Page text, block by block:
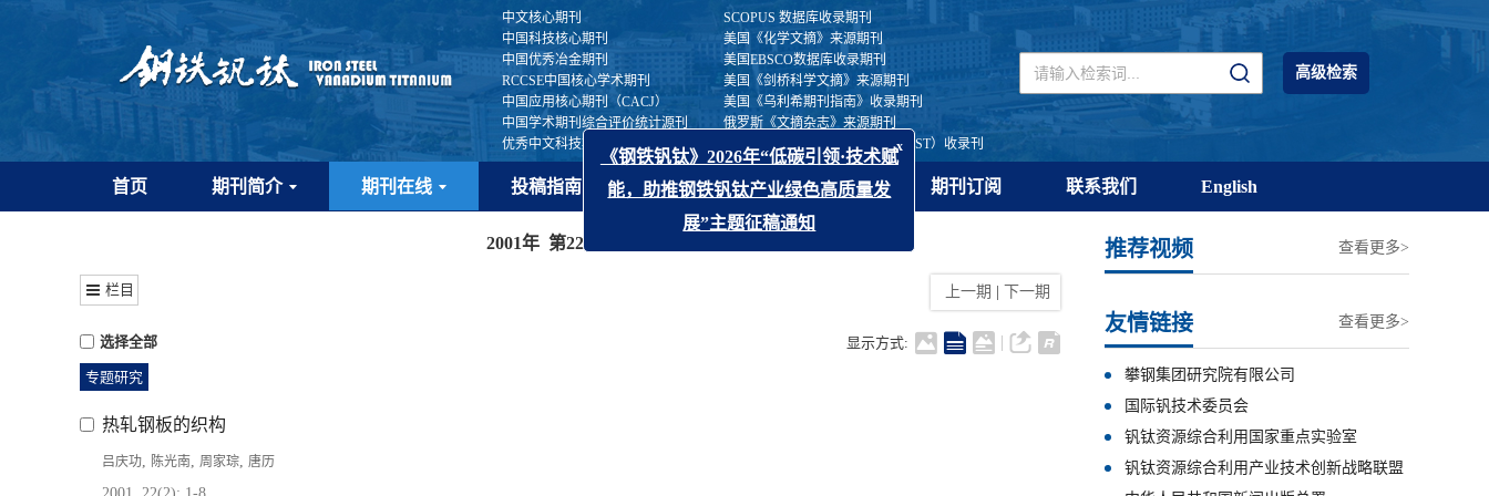
中文核心期刊
SCOPUS 数据库收录期刊
中国科技核心期刊
美国《化学文摘》来源期刊
中国优秀冶金期刊
美国EBSCO数据库收录期刊
RCCSE中国核心学术期刊
美国《剑桥科学文摘》来源期刊
中国应用核心期刊（CACJ）
美国《乌利希期刊指南》收录期刊
中国学术期刊综合评价统计源刊
俄罗斯《文摘杂志》来源期刊
优秀中文科技期刊（西牛计划）
日本《科学技术文献数据库》（JST）收录刊
高级检索
首页 期刊简介 期刊在线 投稿指南 出版伦理 开放获取 期刊订阅 联系我们 English
2001年 第22卷 第2期
栏目 上一期 下一期
选择全部 显示方式:
专题研究
热轧钢板的织构
吕庆功, 陈光南, 周家琮, 唐历
推荐视频 查看更多>
友情链接 查看更多>
攀钢集团研究院有限公司
国际钒技术委员会
钒钛资源综合利用国家重点实验室
钒钛资源综合利用产业技术创新战略联盟
x
《钢铁钒钛》2026年“低碳引领·技术赋
能，助推钢铁钒钛产业绿色高质量发